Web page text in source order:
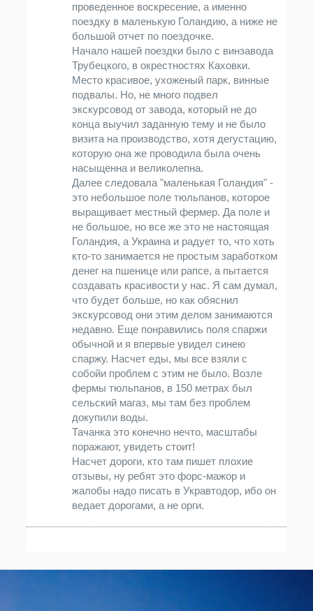
проведенное воскресение, а именно
поездку в маленькую Голандию, а ниже не
большой отчет по поездочке.
Начало нашей поездки было с винзавода
Трубецкого, в окрестностях Каховки.
Место красивое, ухоженый парк, винные
подвалы. Но, не много подвел
экскурсовод от завода, который не до
конца выучил заданную тему и не было
визита на производство, хотя дегустацию,
которую она же проводила была очень
насыщенна и великолепна.
Далее следовала "маленькая Голандия" -
это небольшое поле тюльпанов, которое
выращивает местный фермер. Да поле и
не большое, но все же это не настоящая
Голандия, а Украина и радует то, что хоть
кто-то занимается не простым заработком
денег на пшенице или рапсе, а пытается
создавать красивости у нас. Я сам думал,
что будет больше, но как обяснил
экскурсовод они этим делом занимаются
недавно. Еще понравились поля спаржи
обычной и я впервые увидел синею
спаржу. Насчет еды, мы все взяли с
собойи проблем с этим не было. Возле
фермы тюльпанов, в 150 метрах был
сельский магаз, мы там без проблем
докупили воды.
Тачанка это конечно нечто, масштабы
поражают, увидеть стоит!
Насчет дороги, кто там пишет плохие
отзывы, ну ребят это форс-мажор и
жалобы надо писать в Укравтодор, ибо он
ведает дорогами, а не орги.